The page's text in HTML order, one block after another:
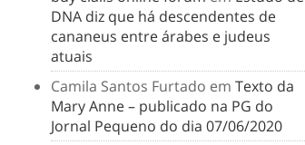
DNA diz que há descendentes de
cananeus entre árabes e judeus
atuais
Camila Santos Furtado em Texto da
Mary Anne – publicado na PG do
Jornal Pequeno do dia 07/06/2020